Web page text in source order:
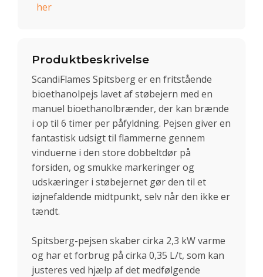
her
Produktbeskrivelse
ScandiFlames Spitsberg er en fritstående
bioethanolpejs lavet af støbejern med en
manuel bioethanolbrænder, der kan brænde
i op til 6 timer per påfyldning. Pejsen giver en
fantastisk udsigt til flammerne gennem
vinduerne i den store dobbeltdør på
forsiden, og smukke markeringer og
udskæringer i støbejernet gør den til et
iøjnefaldende midtpunkt, selv når den ikke er
tændt.
Spitsberg-pejsen skaber cirka 2,3 kW varme
og har et forbrug på cirka 0,35 L/t, som kan
justeres ved hjælp af det medfølgende